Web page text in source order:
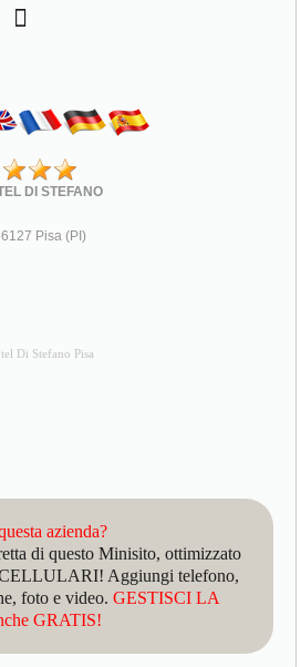
DI STEFANO
Pisa (PI)
Di Stefano Pisa
azienda?
di questo Minisito, ottimizzato
Aggiungi telefono,
foto e video.GESTISCI LA
GRATIS!